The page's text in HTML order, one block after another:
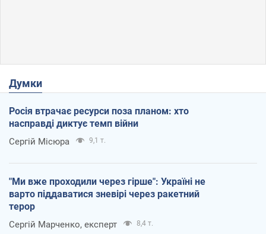
Думки
Росія втрачає ресурси поза планом: хто
насправді диктує темп війни
Сергій Місюра 9,1 т.
"Ми вже проходили через гірше": Україні не
варто піддаватися зневірі через ракетний
терор
Сергій Марченко, експерт 8,4 т.